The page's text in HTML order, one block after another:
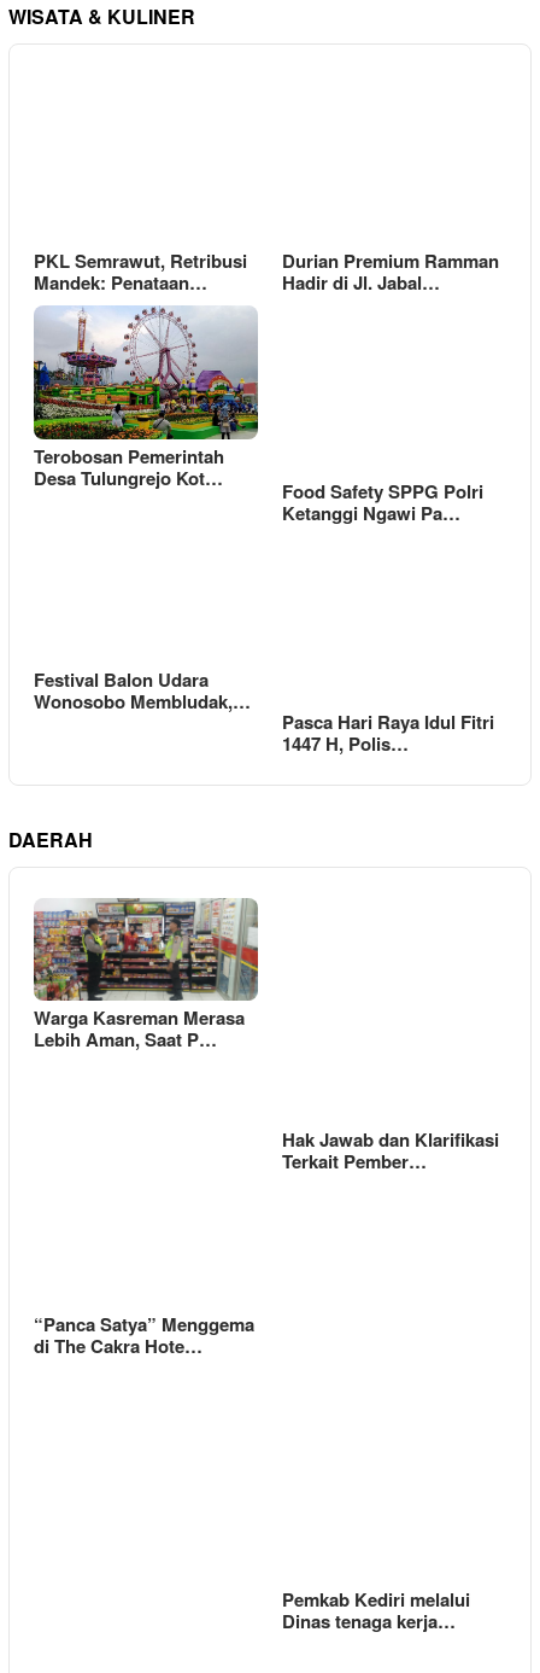
WISATA & KULINER
PKL Semrawut, Retribusi
Mandek: Penataan…
Durian Premium Ramman
Hadir di Jl. Jabal…
Terobosan Pemerintah
Desa Tulungrejo Kot…
Food Safety SPPG Polri
Ketanggi Ngawi Pa…
Festival Balon Udara
Wonosobo Membludak,…
Pasca Hari Raya Idul Fitri
1447 H, Polis…
DAERAH
Warga Kasreman Merasa
Lebih Aman, Saat P…
Hak Jawab dan Klarifikasi
Terkait Pember…
“Panca Satya” Menggema
di The Cakra Hote…
Pemkab Kediri melalui
Dinas tenaga kerja…